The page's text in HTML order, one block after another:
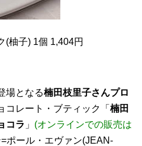
(柚子) 1個 1,404円
場となる楠田枝里子さんプロ
コレート・ブティック「 楠田
コラ 」 (オンラインでの販売は
=ポール・エヴァン(JEAN-